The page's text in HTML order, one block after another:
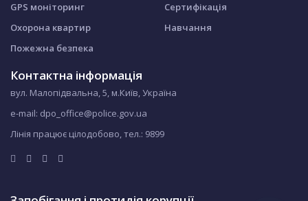
GPS моніторинг
Охорона квартир
Пожежна безпека
Сертифікація
Навчання
Контактна інформація
вул. Малопідвальна, 5, м.Київ, Україна
e-mail: dpo_office@police.gov.ua
Лінія працює цілодобово, тел.: 9899